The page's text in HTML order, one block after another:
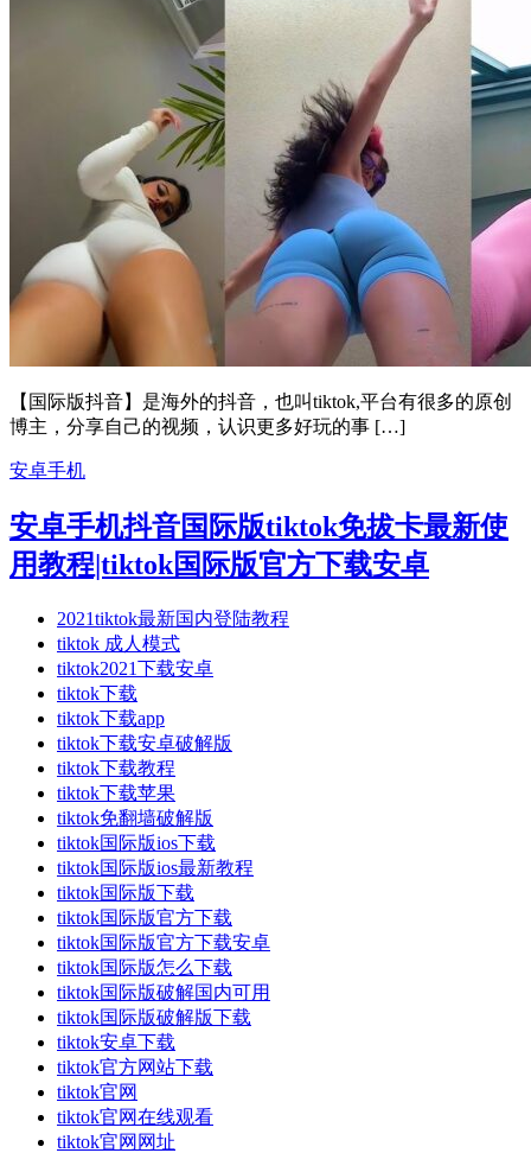
【国际版抖音】是海外的抖音，也叫tiktok,平台有很多的原创
博主，分享自己的视频，认识更多好玩的事 […]
安卓手机
安卓手机抖音国际版tiktok免拔卡最新使
用教程|tiktok国际版官方下载安卓
2021tiktok最新国内登陆教程
tiktok 成人模式
tiktok2021下载安卓
tiktok下载
tiktok下载app
tiktok下载安卓破解版
tiktok下载教程
tiktok下载苹果
tiktok免翻墙破解版
tiktok国际版ios下载
tiktok国际版ios最新教程
tiktok国际版下载
tiktok国际版官方下载
tiktok国际版官方下载安卓
tiktok国际版怎么下载
tiktok国际版破解国内可用
tiktok国际版破解版下载
tiktok安卓下载
tiktok官方网站下载
tiktok官网
tiktok官网在线观看
tiktok官网网址